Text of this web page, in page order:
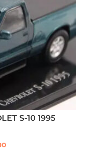
S-10 1995